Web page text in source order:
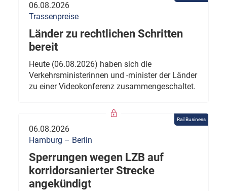
06.08.2026
Trassenpreise
Länder zu rechtlichen Schritten
bereit
Heute (06.08.2026) haben sich die
Verkehrsministerinnen und -minister der Länder
zu einer Videokonferenz zusammengeschaltet.
Rail Business
06.08.2026
Hamburg – Berlin
Sperrungen wegen LZB auf
korridorsanierter Strecke
angekündigt